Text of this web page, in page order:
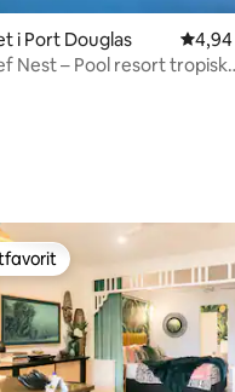
betyg, 151 omdömen
i Port Douglas 4,94
4,94
Nest – Pool resort tropisk
gästfavorit